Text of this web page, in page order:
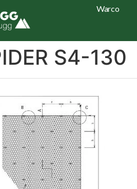
Warco
S4-130